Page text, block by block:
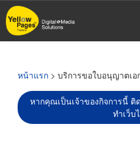
ข้าม
ไป
หน้าแรก > บริการขอใบอนุญาตเอ
หากคุณเป็นเจ้าของกิจการนี้ ติ
ทำเว็บ